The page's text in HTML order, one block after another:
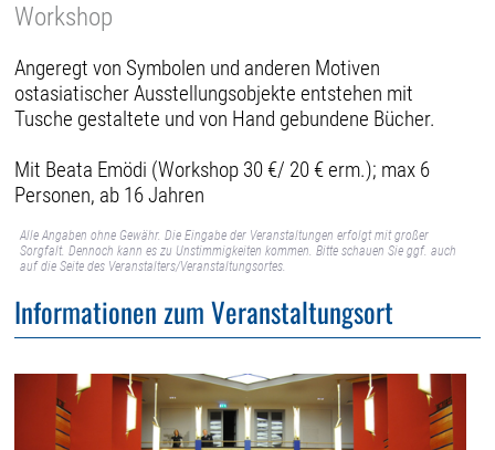
Workshop
Angeregt von Symbolen und anderen Motiven
ostasiatischer Ausstellungsobjekte entstehen mit
Tusche gestaltete und von Hand gebundene Bücher.
Mit Beata Emödi (Workshop 30 €/ 20 € erm.); max 6
Personen, ab 16 Jahren
Alle Angaben ohne Gewähr. Die Eingabe der Veranstaltungen erfolgt mit großer
Sorgfalt. Dennoch kann es zu Unstimmigkeiten kommen. Bitte schauen Sie ggf. auch
auf die Seite des Veranstalters/Veranstaltungsortes.
Informationen zum Veranstaltungsort